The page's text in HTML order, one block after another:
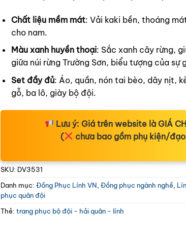
Chất liệu mềm mát: Vải kaki bền, thoáng
cho nam.
Màu xanh huyền thoại: Sắc xanh cây rừng,
giữa núi rừng Trường Sơn, biểu tượng của sự
Set đầy đủ: Áo, quần, nón tai bèo, dây nịt,
gỗ, ba lô, giày bộ đội.
Lưu ý: Giá trên website là GIÁ
(
chưa bao gồm phụ kiện/
SKU: DV3531
Danh mục:Đồng Phục Lính VN ,Đồng phục ngành nghề
phục quân đội
Thẻ:trang phục bộ đội - hải quân - lính